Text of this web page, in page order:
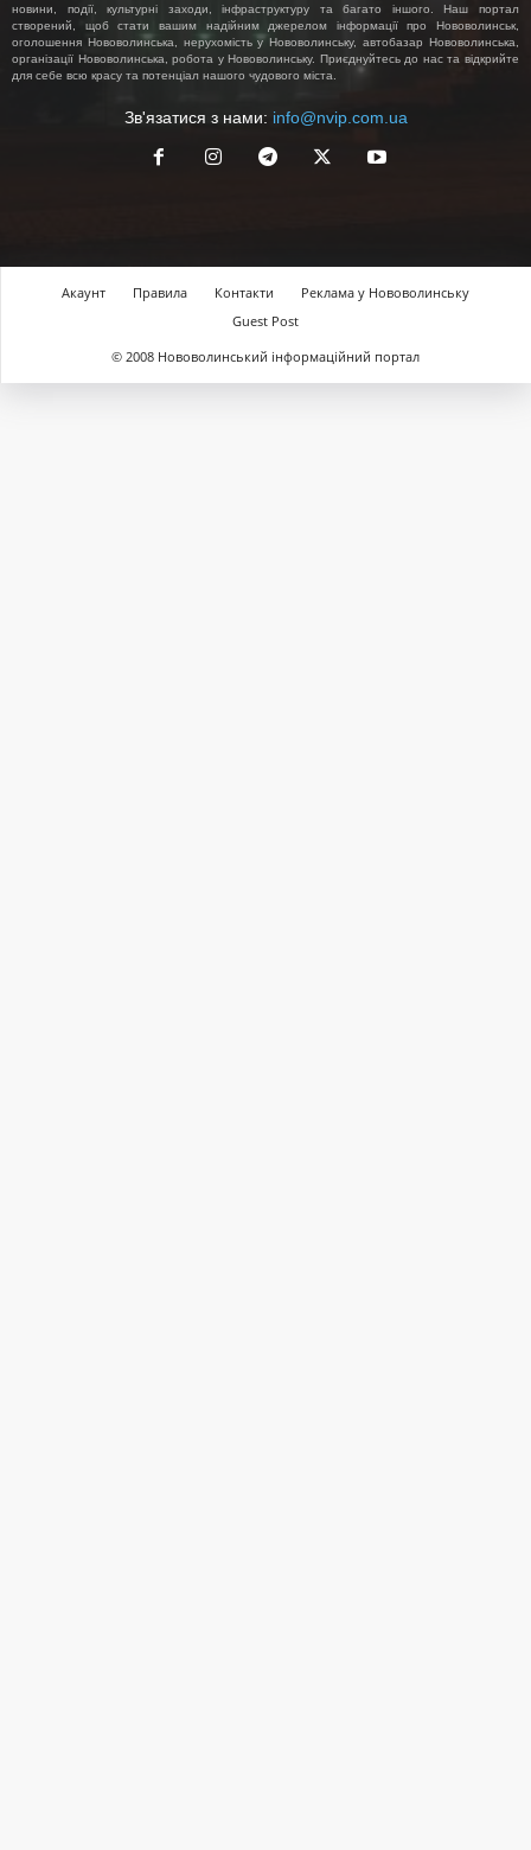
новини, події, культурні заходи, інфраструктуру та багато іншого. Наш портал
створений, щоб стати вашим надійним джерелом інформації про Нововолинськ,
оголошення Нововолинська, нерухомість у Нововолинську, автобазар Нововолинська,
організації Нововолинська, робота у Нововолинську. Приєднуйтесь до нас та відкрийте
для себе всю красу та потенціал нашого чудового міста.
Зв'язатися з нами: info@nvip.com.ua
Акаунт Правила Контакти
Реклама у Нововолинську
Guest Post
© 2008 Нововолинський інформаційний портал